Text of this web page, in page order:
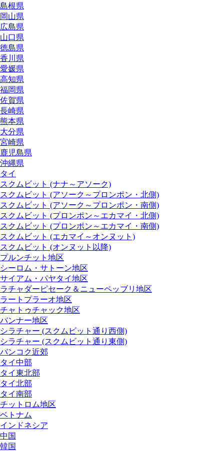
島根県
岡山県
広島県
山口県
徳島県
香川県
愛媛県
高知県
福岡県
佐賀県
長崎県
熊本県
大分県
宮崎県
鹿児島県
沖縄県
タイ
スクムビット (ナナ～アソーク)
スクムビット (アソーク～プロンポン・北側)
スクムビット (アソーク～プロンポン・南側)
スクムビット (プロンポン～エカマイ・北側)
スクムビット (プロンポン～エカマイ・南側)
スクムビット (エカマイ～オンヌット)
スクムビット (オンヌット以降)
プルンチット地区
シーロム・サトーン地区
サイアム・パヤタイ地区
ラチャダーピセーク＆ニューペッブリ地区
ラートプラーオ地区
チャトゥチャック地区
バンナー地区
シラチャー (スクムビット通り西側)
シラチャー (スクムビット通り東側)
バンコク近郊
タイ中部
タイ東北部
タイ北部
タイ南部
チットロム地区
ベトナム
インドネシア
中国
韓国